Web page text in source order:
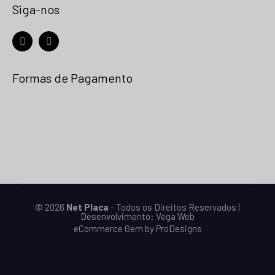
Siga-nos
Formas de Pagamento
© 2026 Net Placa - Todos os Direitos Reservados |
Desenvolvimento: Vega Web
eCommerce Gem by ProDesigns